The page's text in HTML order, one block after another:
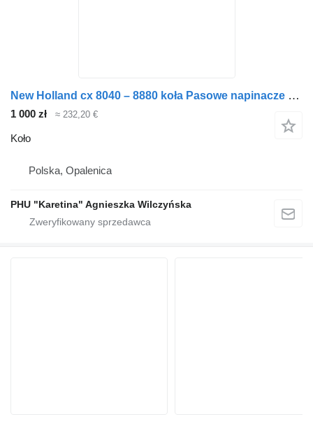
New Holland cx 8040 – 8880 koła Pasowe napinacze wały wytrząsaczy do New Holland
1 000 zł ≈ 232,20 €
Koło
Polska, Opalenica
PHU "Karetina" Agnieszka Wilczyńska